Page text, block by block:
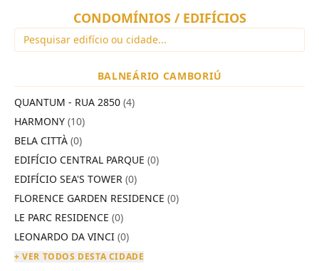
CONDOMÍNIOS / EDIFÍCIOS
BALNEÁRIO CAMBORIÚ
QUANTUM - RUA 2850 (4)
HARMONY (10)
BELA CITTÀ (0)
EDIFÍCIO CENTRAL PARQUE (0)
EDIFÍCIO SEA'S TOWER (0)
FLORENCE GARDEN RESIDENCE (0)
LE PARC RESIDENCE (0)
LEONARDO DA VINCI (0)
+ VER TODOS DESTA CIDADE